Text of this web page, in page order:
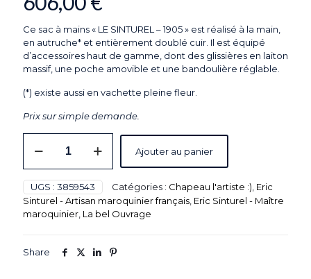
Ce sac à mains « LE SINTUREL – 1905 » est réalisé à la main,
en autruche* et entièrement doublé cuir. Il est équipé
d’accessoires haut de gamme, dont des glissières en laiton
massif, une poche amovible et une bandoulière réglable.
(*) existe aussi en vachette pleine fleur.
Prix sur simple demande.
à
mains
rugby
"LE
Autruche
Ajouter au panier
UGS : 3859543 Catégories : Chapeau l'artiste :) Eric
Sinturel - Artisan maroquinier français Eric Sinturel - Maître
maroquinier La bel Ouvrage
Share